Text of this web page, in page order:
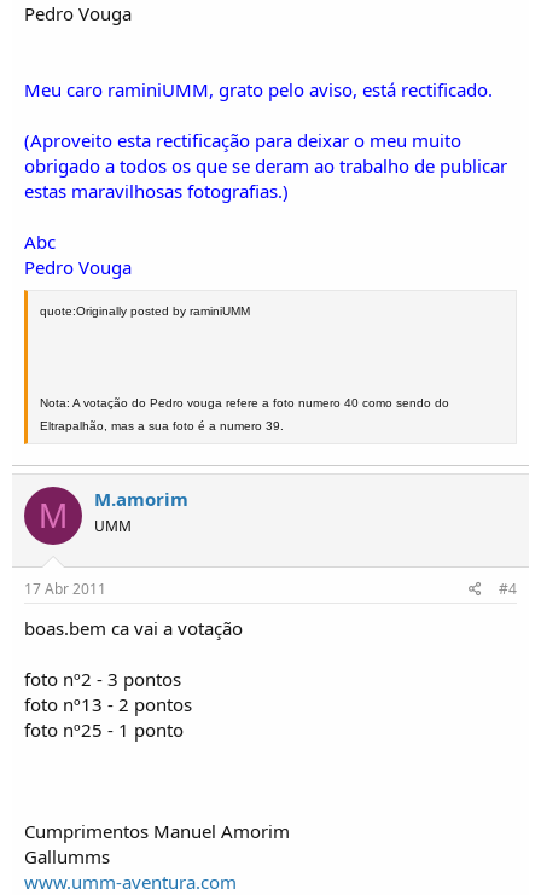
Pedro Vouga
Meu caro raminiUMM, grato pelo aviso, está rectificado.
(Aproveito esta rectificação para deixar o meu muito
obrigado a todos os que se deram ao trabalho de publicar
estas maravilhosas fotografias.)
Abc
Pedro Vouga
quote:Originally posted by raminiUMM
Nota: A votação do Pedro vouga refere a foto numero 40 como sendo do
Eltrapalhão, mas a sua foto é a numero 39.
M M.amorim
UMM
17 Abr 2011 #4
boas.bem ca vai a votação
foto nº2 - 3 pontos
foto nº13 - 2 pontos
foto nº25 - 1 ponto
Cumprimentos Manuel Amorim
Gallumms
www.umm-aventura.com